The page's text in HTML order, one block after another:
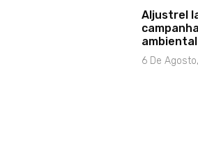
Aljustrel
ambiental
6 De